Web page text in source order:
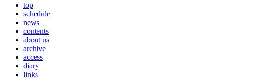
top
schedule
news
contents
about us
archive
access
diary
links